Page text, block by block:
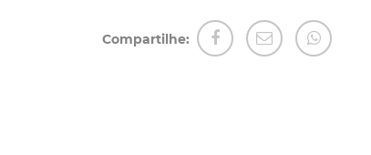
Compartilhe: